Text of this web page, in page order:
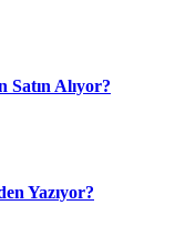
Alıyor?
Yazıyor?